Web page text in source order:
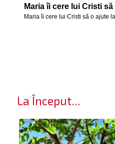
La Început...